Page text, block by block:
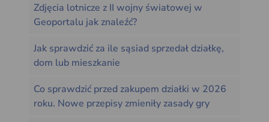
Zdjęcia lotnicze z II wojny światowej w
Geoportalu jak znaleźć?
Jak sprawdzić za ile sąsiad sprzedał działkę,
dom lub mieszkanie
Co sprawdzić przed zakupem działki w 2026
roku. Nowe przepisy zmieniły zasady gry